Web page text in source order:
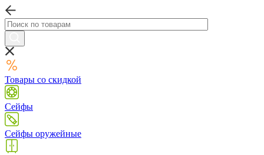
Товары со скидкой
Сейфы
Сейфы оружейные